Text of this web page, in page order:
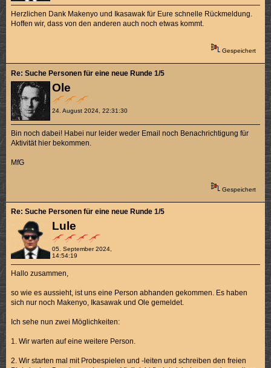
Herzlichen Dank Makenyo und Ikasawak für Eure schnelle Rückmeldung.
Hoffen wir, dass von den anderen auch noch etwas kommt.
Gespeichert
Ole
24. August 2024, 22:31:30
Re: Suche Personen für eine neue Runde 1/5
Bin noch dabei! Habei nur leider weder Email noch Benachrichtigung für
Aktivität hier bekommen.
MfG
Gespeichert
Lule
05. September 2024,
14:54:19
Re: Suche Personen für eine neue Runde 1/5
Hallo zusammen,
so wie es aussieht, ist uns eine Person abhanden gekommen. Es haben
sich nur noch Makenyo, Ikasawak und Ole gemeldet.
Ich sehe nun zwei Möglichkeiten:
1. Wir warten auf eine weitere Person.
2. Wir starten mal mit Probespielen und -leiten und schreiben den freien